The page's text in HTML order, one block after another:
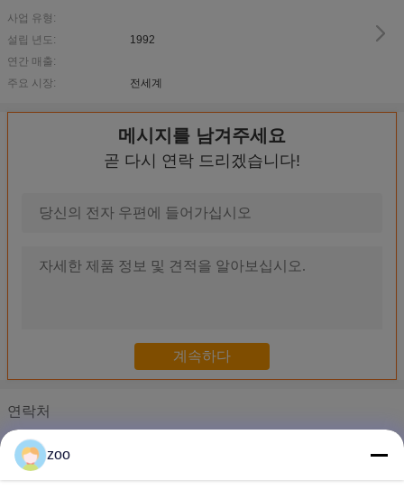
사업 유형:
설립 년도:
1992
연간 매출:
주요 시장:
전세계
메시지를 남겨주세요
곧 다시 연락 드리겠습니다!
연락처
Miss. Ｖivian, Kelly
전화 :
카티온 섬유 보조 물질
직물 보조제 및 포름알데히드 없는 고정제
DY 폴리에더 실리콘 블록 코폴리머 아미노 실리콘 오일과 노란색
SY-80 / SY-30 실리콘 블록 코폴리머
약한 카티온 아미노 기능성 실리콘 냉각 부드러운 CM-280
연한 노란색 투명한 아미노 실리콘 CM-288 약성 카티온 냉각 / 부
AF - 11S 가재용 약한 카티온성 부드럽게 만드는 용액 덩어리 및
zoo